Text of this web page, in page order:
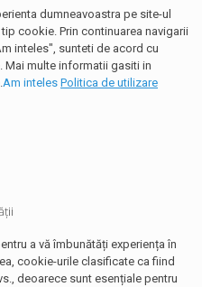
dumneavoastra pe site-ul
cookie. Prin continuarea navigarii
inteles", sunteti de acord cu
Mai multe informatii gasiti in
Am inteles Politica de utilizare
a vă îmbunătăți experiența în
cookie-urile clasificate ca fiind
deoarece sunt esențiale pentru